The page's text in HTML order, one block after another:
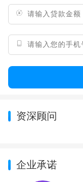
资深顾问
企业承诺